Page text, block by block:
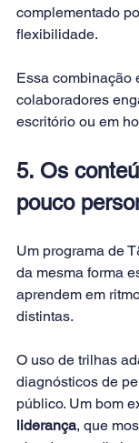
complementado
flexibilidade.
Essa combinação
colaboradores
escritório ou em
5. Os
pouco
Um programa de
da mesma forma
aprendem em
distintas.
O uso de trilhas
diagnósticos de
público. Um bom
liderança, que